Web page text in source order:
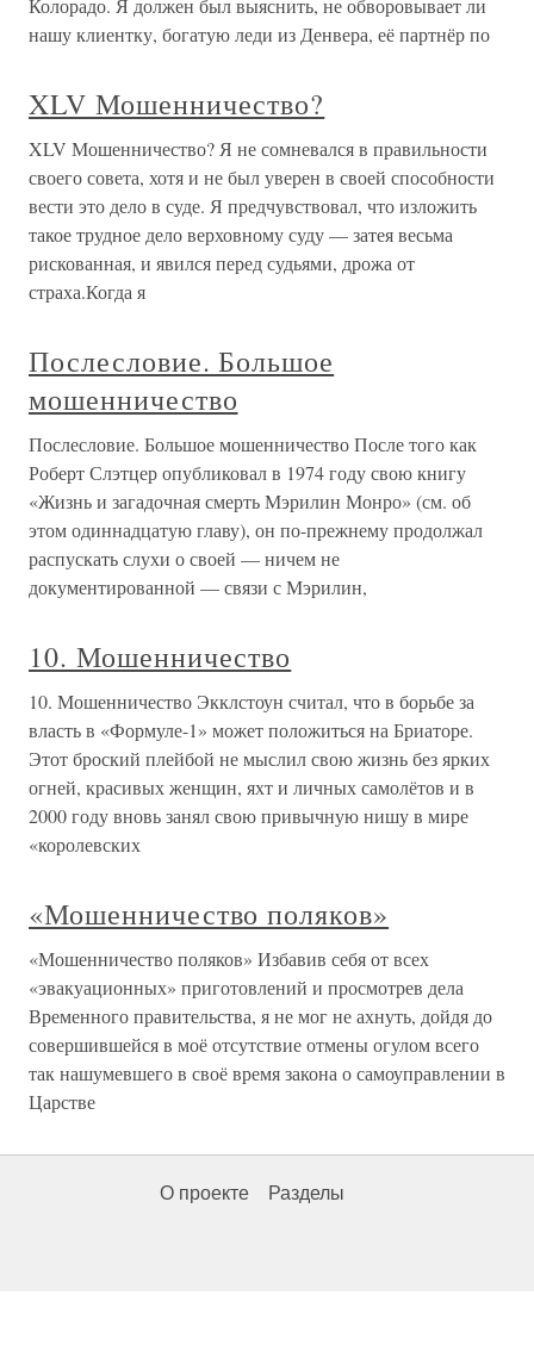
Колорадо. Я должен был выяснить, не обворовывает ли
нашу клиентку, богатую леди из Денвера, её партнёр по
XLV Мошенничество?
XLV Мошенничество? Я не сомневался в правильности
своего совета, хотя и не был уверен в своей способности
вести это дело в суде. Я предчувствовал, что изложить
такое трудное дело верховному суду — затея весьма
рискованная, и явился перед судьями, дрожа от
страха.Когда я
Послесловие. Большое
мошенничество
Послесловие. Большое мошенничество После того как
Роберт Слэтцер опубликовал в 1974 году свою книгу
«Жизнь и загадочная смерть Мэрилин Монро» (см. об
этом одиннадцатую главу), он по-прежнему продолжал
распускать слухи о своей — ничем не
документированной — связи с Мэрилин,
10. Мошенничество
10. Мошенничество Экклстоун считал, что в борьбе за
власть в «Формуле-1» может положиться на Бриаторе.
Этот броский плейбой не мыслил свою жизнь без ярких
огней, красивых женщин, яхт и личных самолётов и в
2000 году вновь занял свою привычную нишу в мире
«королевских
«Мошенничество поляков»
«Мошенничество поляков» Избавив себя от всех
«эвакуационных» приготовлений и просмотрев дела
Временного правительства, я не мог не ахнуть, дойдя до
совершившейся в моё отсутствие отмены огулом всего
так нашумевшего в своё время закона о самоуправлении в
Царстве
О проекте Разделы